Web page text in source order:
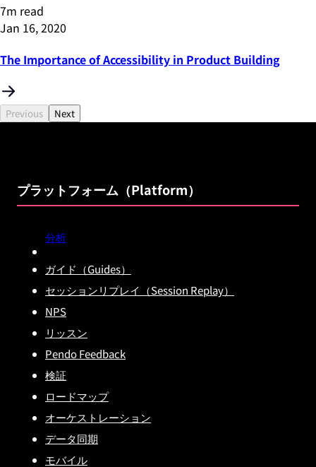
7m read
Jan 16, 2020
The Importance of Accessibility in Product Building
Previous Next
プラットフォーム（Platform）
分析
ガイド（Guides）
セッションリプレイ（Session Replay）
NPS
リッスン
Pendo Feedback
検証
ロードマップ
オーケストレーション
データ同期
モバイル